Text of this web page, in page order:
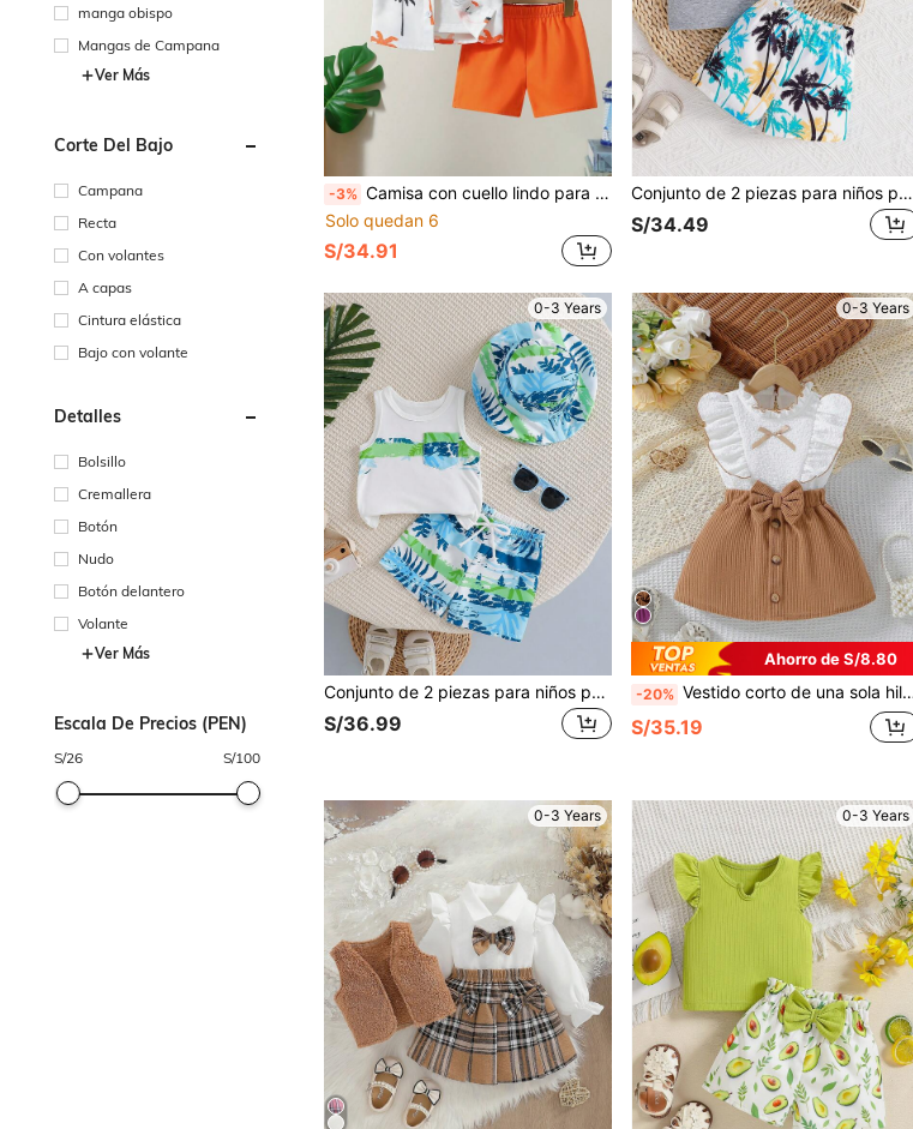
manga obispo
Mangas de Campana
Ver Más
Corte Del Bajo
Campana
Recta
Con volantes
A capas
Cintura elástica
Bajo con volante
Detalles
Bolsillo
Cremallera
Botón
Nudo
Botón delantero
Volante
Ver Más
Escala De Precios (PEN)
S/26 S/100
-3% Camisa con cuello lindo para niños pequeños con bolsillo, camisa tipo cárdigan con estampado de palmera emparejada con pantalones cortos de unicolor, conjunto casual de 2 piezas de estilo playero para niños pequeños, adecuado para primavera/verano, viajes y juegos al aire libre
Solo quedan 6
S/34.91
Conjunto de 2 piezas para niños pequeños, estilo playero, compuesto por: Chaleco sin mangas con cuello redondo y bolsillo, emparejado con pantalones cortos con estampado de palmeras y cintura elástica, incluye sombrero a juego, para primavera/verano
S/34.49
0-3 Years
Conjunto de 2 piezas para niños pequeños con chaleco sin mangas de cuello redondo con bolsillo y pantalones cortos con cintura elástica y moño, con gorra a juego, estilo playero/casual para primavera/verano, adecuado para salidas y reuniones diarias
S/36.99
0-3 Years
Ahorro de S/8.80
-20% Vestido corto de una sola hilera con cuello de volantes, sin mangas y decoración de lazo para niñas pequeñas, elegante y lindo, conjunto de 2 piezas de ropa casual para primavera/verano, adecuado para fiestas, uso diario y salidas
S/35.19
0-3 Years 0-3 Years